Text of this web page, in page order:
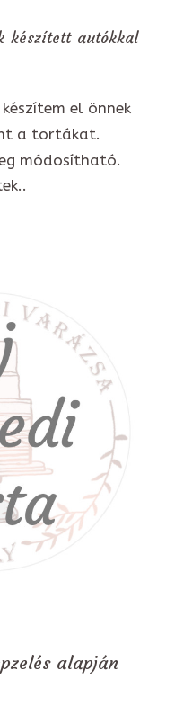
készített autókkal
el önnek
a tortákat.
módosítható.
alapján